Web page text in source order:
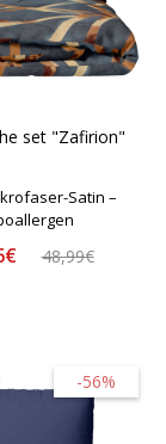
set "Zafirion"
Satin –
48,99€
-56%